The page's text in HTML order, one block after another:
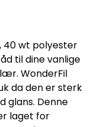
40 wt polyester
til dine vanlige
WonderFil
da den er sterk
glans. Denne
laget for